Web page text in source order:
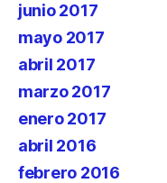
junio 2017
mayo 2017
abril 2017
marzo 2017
enero 2017
abril 2016
febrero 2016